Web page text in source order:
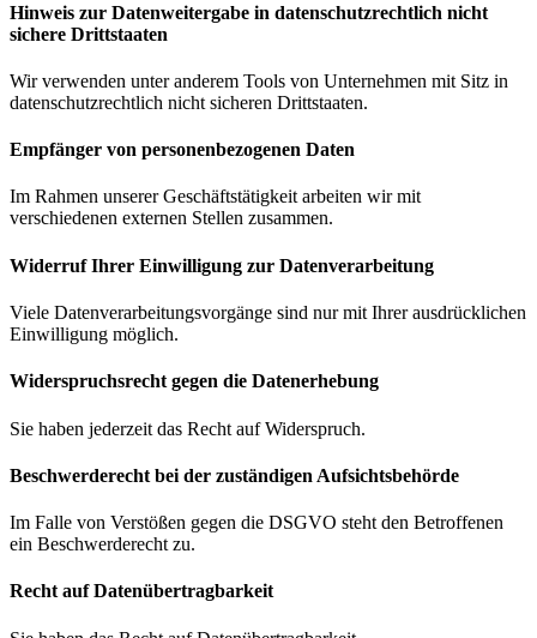
Hinweis zur Datenweitergabe in datenschutzrechtlich nicht
sichere Drittstaaten
Wir verwenden unter anderem Tools von Unternehmen mit Sitz in
datenschutzrechtlich nicht sicheren Drittstaaten.
Empfänger von personenbezogenen Daten
Im Rahmen unserer Geschäftstätigkeit arbeiten wir mit
verschiedenen externen Stellen zusammen.
Widerruf Ihrer Einwilligung zur Datenverarbeitung
Viele Datenverarbeitungsvorgänge sind nur mit Ihrer ausdrücklichen
Einwilligung möglich.
Widerspruchsrecht gegen die Datenerhebung
Sie haben jederzeit das Recht auf Widerspruch.
Beschwerde­recht bei der zuständigen Aufsichts­behörde
Im Falle von Verstößen gegen die DSGVO steht den Betroffenen
ein Beschwerderecht zu.
Recht auf Daten­übertrag­barkeit